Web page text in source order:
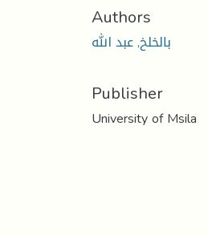
Authors
بالخلخ, عبد الله
Publisher
University of Msila